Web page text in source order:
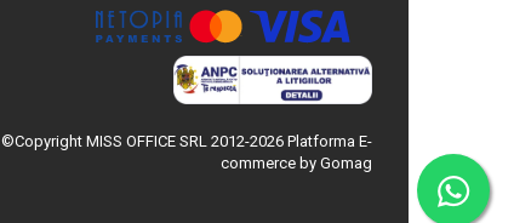
©Copyright MISS OFFICE SRL 2012-2026 Platforma E-
commerce by Gomag